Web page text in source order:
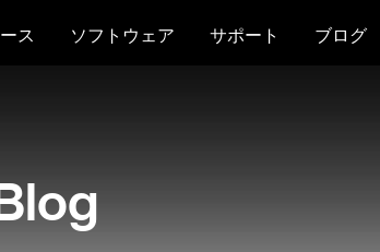
ス ソフトウェア サポート ブログ